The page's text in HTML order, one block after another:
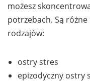
możesz
potrzebach. Są
rodzajów:
ostry stres
epizodyczny ostry